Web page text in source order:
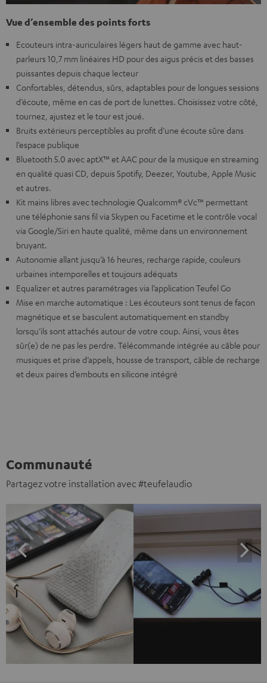
Vue d’ensemble des points forts
Ecouteurs intra-auriculaires légers haut de gamme avec haut-
parleurs 10,7 mm linéaires HD pour des aigus précis et des basses
puissantes depuis chaque lecteur
Confortables, détendus, sûrs, adaptables pour de longues sessions
d’écoute, même en cas de port de lunettes. Choisissez votre côté,
tournez, ajustez et le tour est joué.
Bruits extérieurs perceptibles au profit d’une écoute sûre dans
l’espace publique
Bluetooth 5.0 avec aptX™ et AAC pour de la musique en streaming
en qualité quasi CD, depuis Spotify, Deezer, Youtube, Apple Music
et autres.
Kit mains libres avec technologie Qualcomm® cVc™ permettant
une téléphonie sans fil via Skypen ou Facetime et le contrôle vocal
via Google/Siri en haute qualité, même dans un environnement
bruyant.
Autonomie allant jusqu’à 16 heures, recharge rapide, couleurs
urbaines intemporelles et toujours adéquats
Equalizer et autres paramétrages via l’application Teufel Go
Mise en marche automatique : Les écouteurs sont tenus de façon
magnétique et se basculent automatiquement en standby
lorsqu’ils sont attachés autour de votre coup. Ainsi, vous êtes
sûr(e) de ne pas les perdre. Télécommande intégrée au câble pour
musiques et prise d’appels, housse de transport, câble de recharge
et deux paires d’embouts en silicone intégré
Communauté
Partagez votre installation avec #teufelaudio